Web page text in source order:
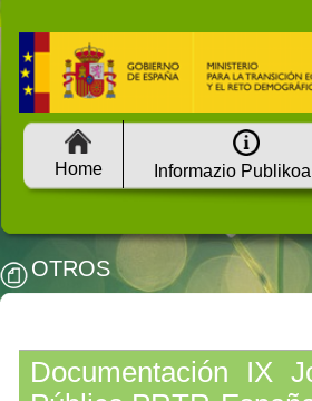
Home Informazio Publikoa
OTROS
Documentación IX